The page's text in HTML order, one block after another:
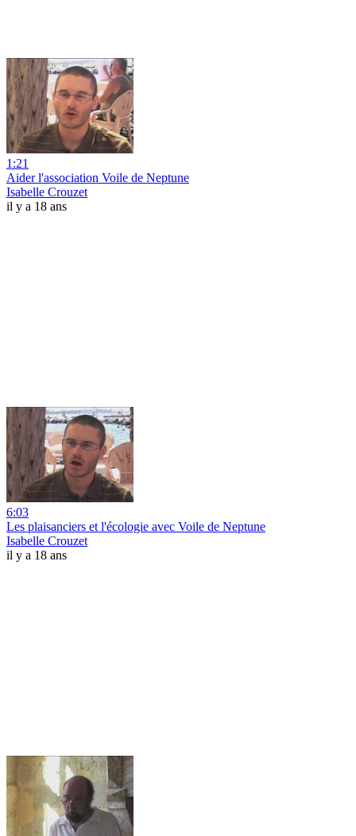
1:21
Aider l'association Voile de Neptune
Isabelle Crouzet
il y a 18 ans
6:03
Les plaisanciers et l'écologie avec Voile de Neptune
Isabelle Crouzet
il y a 18 ans